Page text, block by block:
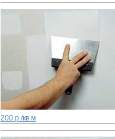
200 р./кв.м